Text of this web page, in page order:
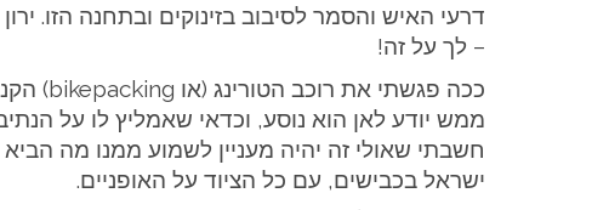
דרעי האיש והסמר לסיבוב בזינוקים ובתחנה הזו.
– לך על זה!
ממש יודע לאן הוא נוסע, וכדאי שאמליץ לו על
חשבתי שאולי זה יהיה מעניין לשמוע ממנו מה
ישראל בכבישים, עם כל הציוד על האופניים.